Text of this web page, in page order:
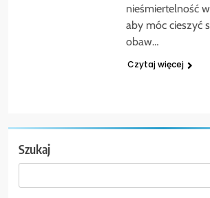
nieśmiertelność
aby móc cieszyć
obaw…
Czytaj więcej
Szukaj